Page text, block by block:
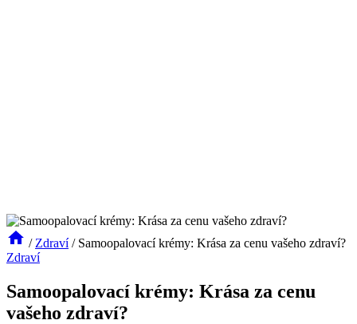
/ Zdraví / Samoopalovací krémy: Krása za cenu vašeho zdraví?
Zdraví
Samoopalovací krémy: Krása za cenu
vašeho zdraví?